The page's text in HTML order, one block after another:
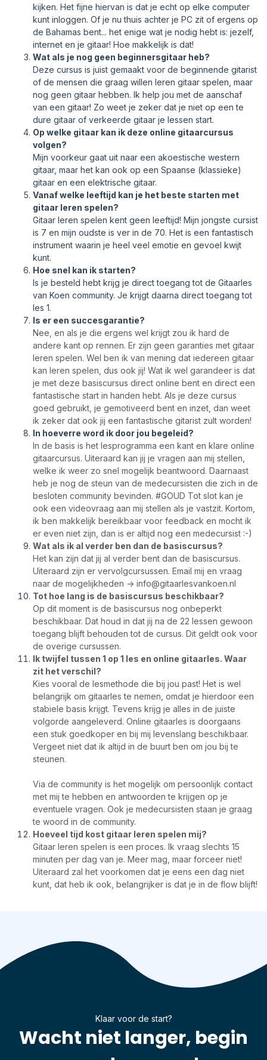
kijken. Het fijne hiervan is dat je echt op elke computer
kunt inloggen. Of je nu thuis achter je PC zit of ergens op
de Bahamas bent... het enige wat je nodig hebt is: jezelf,
internet en je gitaar! Hoe makkelijk is dat!
Wat als je nog geen beginnersgitaar heb?
Deze cursus is juist gemaakt voor de beginnende gitarist
of de mensen die graag willen leren gitaar spelen, maar
nog geen gitaar hebben. Ik help jou met de aanschaf
van een gitaar! Zo weet je zeker dat je niet op een te
dure gitaar of verkeerde gitaar je lessen start.
Op welke gitaar kan ik deze online gitaarcursus
volgen?
Mijn voorkeur gaat uit naar een akoestische western
gitaar, maar het kan ook op een Spaanse (klassieke)
gitaar en een elektrische gitaar.
Vanaf welke leeftijd kan je het beste starten met
gitaar leren spelen?
Gitaar leren spelen kent geen leeftijd! Mijn jongste cursist
is 7 en mijn oudste is ver in de 70. Het is een fantastisch
instrument waarin je heel veel emotie en gevoel kwijt
kunt.
Hoe snel kan ik starten?
ls je besteld hebt krijg je direct toegang tot de Gitaarles
van Koen community. Je krijgt daarna direct toegang tot
les 1.
Is er een succesgarantie?
Nee, en als je die ergens wel krijgt zou ik hard de
andere kant op rennen. Er zijn geen garanties met gitaar
leren spelen. Wel ben ik van mening dat iedereen gitaar
kan leren spelen, dus ook jij! Wat ik wel garandeer is dat
je met deze basiscursus direct online bent en direct een
fantastische start in handen hebt. Als je deze cursus
goed gebruikt, je gemotiveerd bent en inzet, dan weet
ik zeker dat ook jij een fantastische gitarist zult worden!
In hoeverre word ik door jou begeleid?
In de basis is het lesprogramma een kant en klare online
gitaarcursus. Uiteraard kan jij je vragen aan mij stellen,
welke ik weer zo snel mogelijk beantwoord. Daarnaast
heb je nog de steun van de medecursisten die zich in de
besloten community bevinden. #GOUD Tot slot kan je
ook een videovraag aan mij stellen als je vastzit. Kortom,
ik ben makkelijk bereikbaar voor feedback en mocht ik
er even niet zijn, dan is er altijd nog een medecursist :-)
Wat als ik al verder ben dan de basiscursus?
Het kan zijn dat jij al verder bent dan de basiscursus.
Uiteraard zijn er vervolgcursussen. Email mij en vraag
naar de mogelijkheden -> info@gitaarlesvankoen.nl
Tot hoe lang is de basiscursus beschikbaar?
Op dit moment is de basiscursus nog onbeperkt
beschikbaar. Dat houd in dat jij na de 22 lessen gewoon
toegang blijft behouden tot de cursus. Dit geldt ook voor
de overige cursussen.
Ik twijfel tussen 1 op 1 les en online gitaarles. Waar
zit het verschil?
Kies vooral de lesmethode die bij jou past! Het is wel
belangrijk om gitaarles te nemen, omdat je hierdoor een
stabiele basis krijgt. Tevens krijg je alles in de juiste
volgorde aangeleverd. Online gitaarles is doorgaans
een stuk goedkoper en bij mij levenslang beschikbaar.
Vergeet niet dat ik altijd in de buurt ben om jou bij te
steunen.
Via de community is het mogelijk om persoonlijk contact
met mij te hebben en antwoorden te krijgen op je
eventuele vragen. Ook je medecursisten staan je graag
te woord in de community.
Hoeveel tijd kost gitaar leren spelen mij?
Gitaar leren spelen is een proces. Ik vraag slechts 15
minuten per dag van je. Meer mag, maar forceer niet!
Uiteraard zal het voorkomen dat je eens een dag niet
kunt, dat heb ik ook, belangrijker is dat je in de flow blijft!
Klaar voor de start?
Wacht niet langer, begin